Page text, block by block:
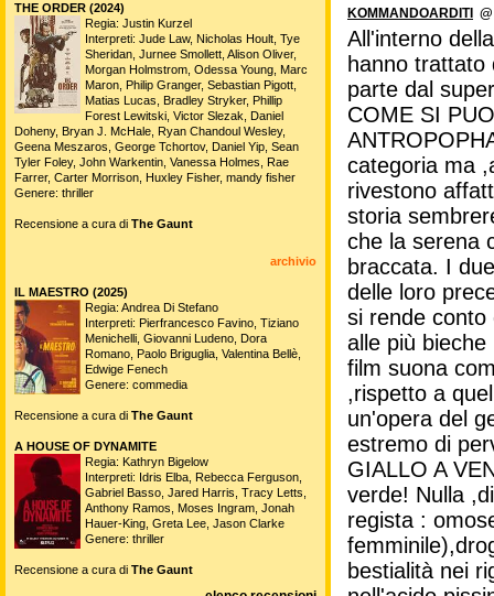
KOMMANDOARDITI
All'interno
hanno trattato
parte dal
COME SI
categoria ma
rivestono
storia
che la serena
braccata. I
delle loro
si rende conto
alle più
film suona
,rispetto a
un'opera del
estremo di
GIALLO A
verde! Nulla
regista :
bestialità nei
THE ORDER (2024)
Regia: Justin Kurzel
Interpreti: Jude Law, Nicholas Hoult, Tye
Sheridan, Jurnee Smollett, Alison Oliver,
Morgan Holmstrom, Odessa Young, Marc
Maron, Philip Granger, Sebastian Pigott,
Matias Lucas, Bradley Stryker, Phillip
Forest Lewitski, Victor Slezak, Daniel
Doheny, Bryan J. McHale, Ryan Chandoul Wesley,
Geena Meszaros, George Tchortov, Daniel Yip, Sean
Tyler Foley, John Warkentin, Vanessa Holmes, Rae
Farrer, Carter Morrison, Huxley Fisher, mandy fisher
Genere: thriller
Recensione a cura di The Gaunt
archivio
IL MAESTRO (2025)
Regia: Andrea Di Stefano
Interpreti: Pierfrancesco Favino, Tiziano
Menichelli, Giovanni Ludeno, Dora
Romano, Paolo Briguglia, Valentina Bellè,
Edwige Fenech
Genere: commedia
Recensione a cura di The Gaunt
A HOUSE OF DYNAMITE
Regia: Kathryn Bigelow
Interpreti: Idris Elba, Rebecca Ferguson,
Gabriel Basso, Jared Harris, Tracy Letts,
Anthony Ramos, Moses Ingram, Jonah
Hauer-King, Greta Lee, Jason Clarke
Genere: thriller
Recensione a cura di The Gaunt